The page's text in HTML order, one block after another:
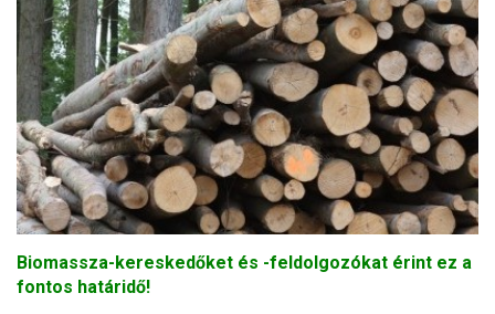
Biomassza-kereskedőket és -feldolgozókat érint ez a
fontos határidő!